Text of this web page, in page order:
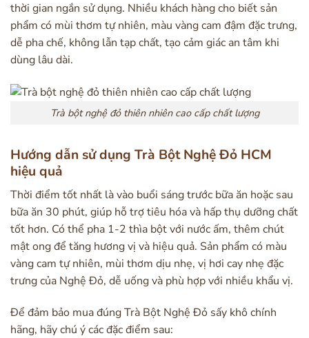
thời gian ngắn sử dụng. Nhiều khách hàng cho biết sản
phẩm có mùi thơm tự nhiên, màu vàng cam đậm đặc trưng,
dễ pha chế, không lẫn tạp chất, tạo cảm giác an tâm khi
dùng lâu dài.
Trà bột nghệ đỏ thiên nhiên cao cấp chất lượng
Hướng dẫn sử dụng Trà Bột Nghệ Đỏ HCM
hiệu quả
Thời điểm tốt nhất là vào buổi sáng trước bữa ăn hoặc sau
bữa ăn 30 phút, giúp hỗ trợ tiêu hóa và hấp thụ dưỡng chất
tốt hơn. Có thể pha 1-2 thìa bột với nước ấm, thêm chút
mật ong để tăng hương vị và hiệu quả. Sản phẩm có màu
vàng cam tự nhiên, mùi thơm dịu nhẹ, vị hơi cay nhẹ đặc
trưng của Nghệ Đỏ, dễ uống và phù hợp với nhiều khẩu vị.
Để đảm bảo mua đúng Trà Bột Nghệ Đỏ sấy khô chính
hãng, hãy chú ý các đặc điểm sau: